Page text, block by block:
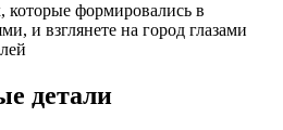
которые формировались в
и взглянете на город глазами
детали